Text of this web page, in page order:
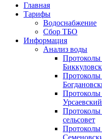
Главная
Тарифы
Водоснабжение
Сбор ТБО
Информация
Анализ воды
Протоколы
Протоколы
Протоколы
Протоколы
сельсовет
Протоколы